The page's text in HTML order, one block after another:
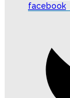
facebook